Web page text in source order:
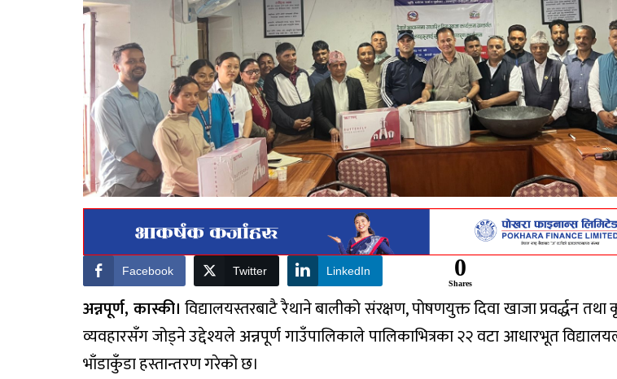
Facebook Twitter LinkedIn 0
Shares
अन्नपूर्ण, कास्की। विद्यालयस्तरबाटै रैथाने बालीको संरक्षण, पोषणयुक्त दिवा खाजा प्रवर्द्धन तथा
व्यवहारसँग जोड्ने उद्देश्यले अन्नपूर्ण गाउँपालिकाले पालिकाभित्रका २२ वटा आधारभूत
भाँडाकुँडा हस्तान्तरण गरेको छ।